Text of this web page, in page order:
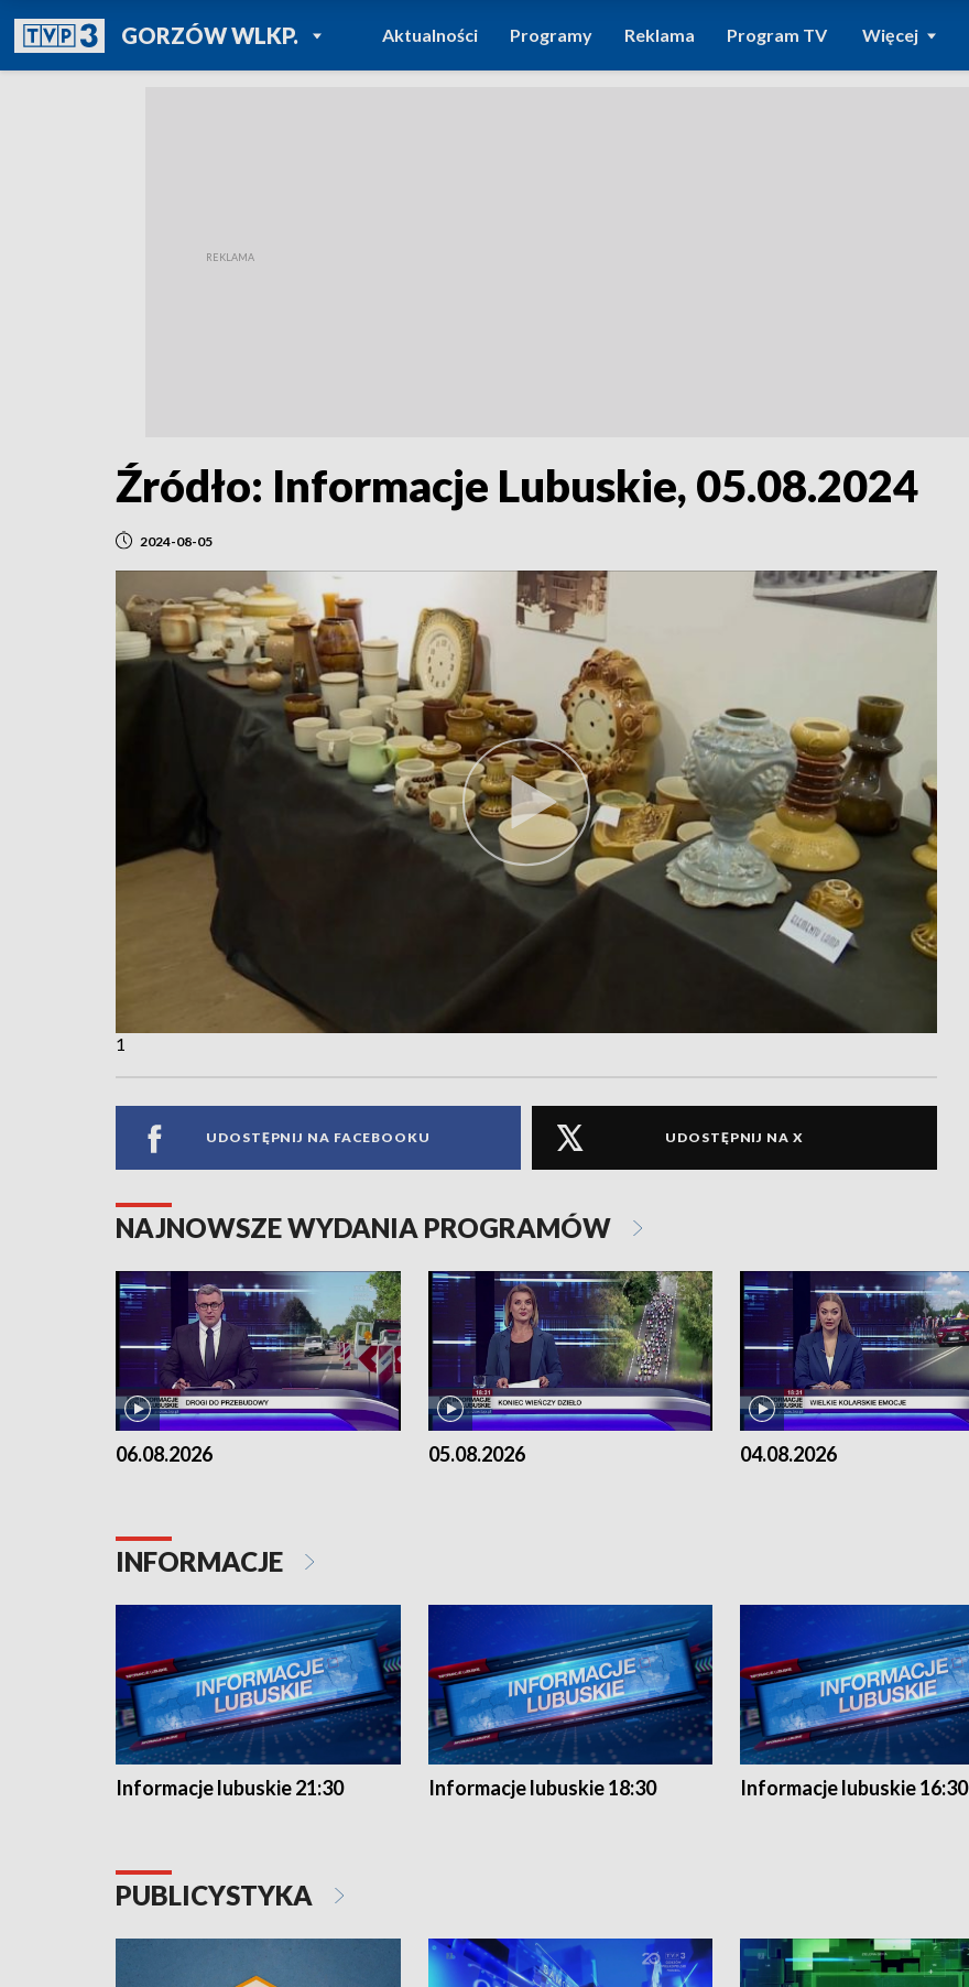
GORZÓW WLKP.POWRÓT DO
TVP REGIONY
Aktualności Programy Reklama Program TV Więcej
Źródło: Informacje Lubuskie, 05.08.2024
2024-08-05
1
UDOSTĘPNIJ NA FACEBOOKU UDOSTĘPNIJ NA X
NAJNOWSZE WYDANIA PROGRAMÓW
06.08.2026 05.08.2026 04.08.2026
INFORMACJE
Informacje lubuskie 21:30 Informacje lubuskie 18:30 Informacje lubuskie 16:30
PUBLICYSTYKA